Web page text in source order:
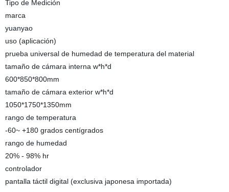
Tipo de Medición
marca
yuanyao
uso (aplicación)
prueba universal de humedad de temperatura del material
tamaño de cámara interna w*h*d
600*850*800mm
tamaño de cámara exterior w*h*d
1050*1750*1350mm
rango de temperatura
-60~ +180 grados centígrados
rango de humedad
20% - 98% hr
controlador
pantalla táctil digital (exclusiva japonesa importada)